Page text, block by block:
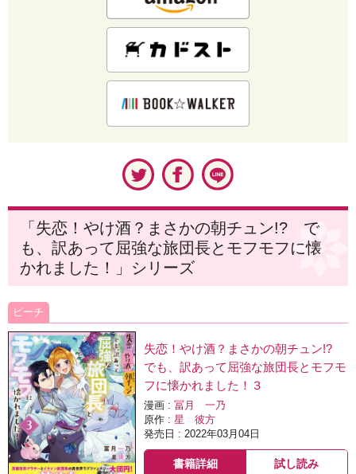
「失恋！やけ酒？まさかの朝チュン!? で
も、訳あって屈強な旅団長とモフモフに懐
かれました！」シリーズ
ピーチ
失恋！やけ酒？まさかの朝チュン!?
でも、訳あって屈強な旅団長とモフモ
フに懐かれました！３
漫画 :冨月 一乃
原作 :星 彼方
発売日 : 2022年03月04日
書籍詳細 試し読み